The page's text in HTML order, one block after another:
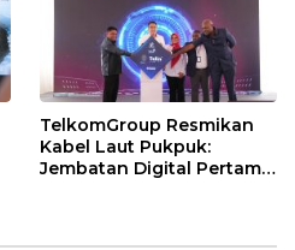
TelkomGroup Resmikan
Kabel Laut Pukpuk:
Jembatan Digital Pertama